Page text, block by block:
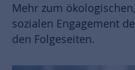
Mehr zum
sozialen Engagement
den Folgeseiten.